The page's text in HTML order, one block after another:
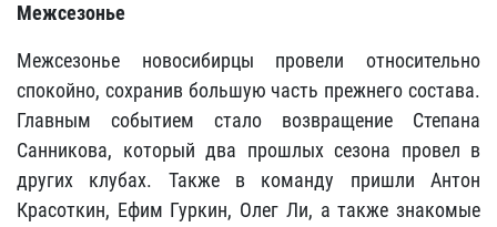
Межсезонье
Межсезонье новосибирцы провели относительно
спокойно, сохранив большую часть прежнего состава.
Главным событием стало возвращение Степана
Санникова, который два прошлых сезона провел в
других клубах. Также в команду пришли Антон
Красоткин, Ефим Гуркин, Олег Ли, а также знакомые